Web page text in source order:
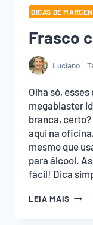
DICAS DE
Frasco
Luciano
Olha só,
megablaster
branca,
aqui na
mesmo que
para álcool.
fácil! Dica
LEIA MAIS